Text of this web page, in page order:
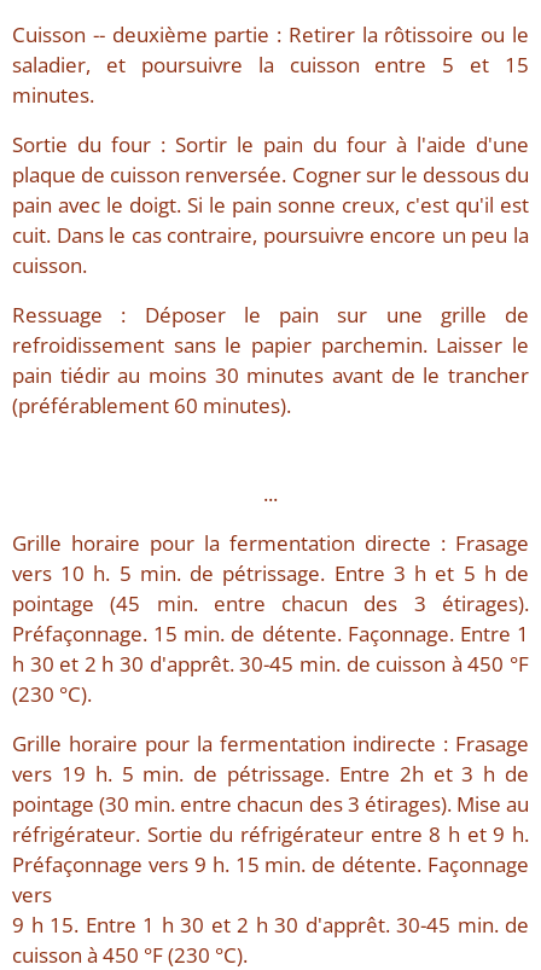
Cuisson -- deuxième partie : Retirer la rôtissoire ou le
saladier, et poursuivre la cuisson entre 5 et 15
minutes.
Sortie du four : Sortir le pain du four à l'aide d'une
plaque de cuisson renversée. Cogner sur le dessous du
pain avec le doigt. Si le pain sonne creux, c'est qu'il est
cuit. Dans le cas contraire, poursuivre encore un peu la
cuisson.
Ressuage : Déposer le pain sur une grille de
refroidissement sans le papier parchemin. Laisser le
pain tiédir au moins 30 minutes avant de le trancher
(préférablement 60 minutes).
...
Grille horaire pour la fermentation directe : Frasage
vers 10 h. 5 min. de pétrissage. Entre 3 h et 5 h de
pointage (45 min. entre chacun des 3 étirages).
Préfaçonnage. 15 min. de détente. Façonnage. Entre 1
h 30 et 2 h 30 d'apprêt. 30-45 min. de cuisson à 450 °F
(230 °C).
Grille horaire pour la fermentation indirecte : Frasage
vers 19 h. 5 min. de pétrissage. Entre 2h et 3 h de
pointage (30 min. entre chacun des 3 étirages). Mise au
réfrigérateur. Sortie du réfrigérateur entre 8 h et 9 h.
Préfaçonnage vers 9 h. 15 min. de détente. Façonnage
vers
9 h 15. Entre 1 h 30 et 2 h 30 d'apprêt. 30-45 min. de
cuisson à 450 °F (230 °C).